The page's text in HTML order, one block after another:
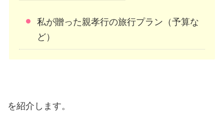
私が贈った親孝行の旅行プラン（予算な
ど）
を紹介します。